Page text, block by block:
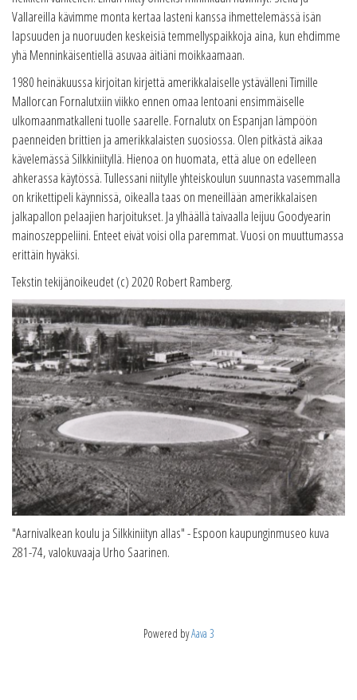
Vallareilla kävimme monta kertaa lasteni kanssa ihmettelemässä isän
lapsuuden ja nuoruuden keskeisiä temmellyspaikkoja aina, kun ehdimme
yhä Menninkäisentiellä asuvaa äitiäni moikkaamaan.
1980 heinäkuussa kirjoitan kirjettä amerikkalaiselle ystävälleni Timille
Mallorcan Fornalutxiin viikko ennen omaa lentoani ensimmäiselle
ulkomaanmatkalleni tuolle saarelle. Fornalutx on Espanjan lämpöön
paenneiden brittien ja amerikkalaisten suosiossa. Olen pitkästä aikaa
kävelemässä Silkkiniityllä. Hienoa on huomata, että alue on edelleen
ahkerassa käytössä. Tullessani niitylle yhteiskoulun suunnasta vasemmalla
on krikettipeli käynnissä, oikealla taas on meneillään amerikkalaisen
jalkapallon pelaajien harjoitukset. Ja ylhäällä taivaalla leijuu Goodyearin
mainoszeppeliini. Enteet eivät voisi olla paremmat. Vuosi on muuttumassa
erittäin hyväksi.
Tekstin tekijänoikeudet (c) 2020 Robert Ramberg.
"Aarnivalkean koulu ja Silkkiniityn allas" - Espoon kaupunginmuseo kuva
281-74, valokuvaaja Urho Saarinen.
Powered byAava 3